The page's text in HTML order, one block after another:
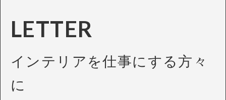
LETTER
インテリアを仕事にする方々
に